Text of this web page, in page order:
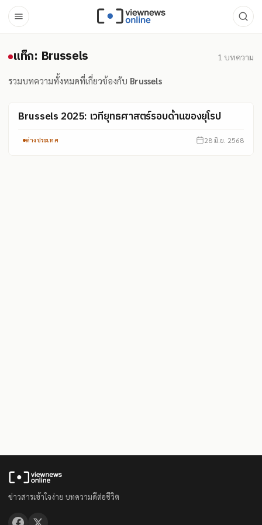
แท็ก: Brussels
แท็ก: Brussels 1 บทความ
รวมบทความทั้งหมดที่เกี่ยวข้องกับ Brussels
Brussels 2025: เวทียุทธศาสตร์รอบด้านของยุโรป
ต่างประเทศ 28 มิ.ย. 2568
ข่าวสารเข้าใจง่าย บทความดีต่อชีวิต